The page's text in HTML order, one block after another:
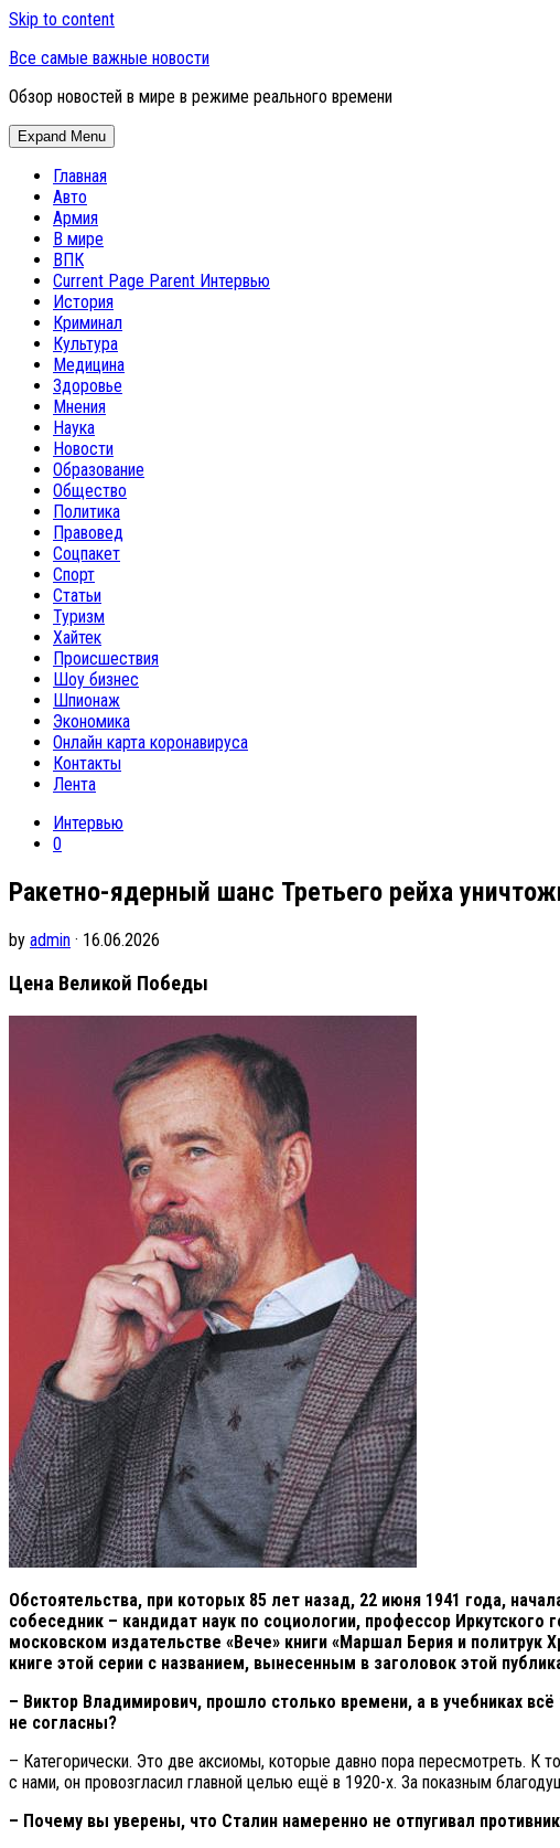
Skip to content
Все самые важные новости
Обзор новостей в мире в режиме реального времени
Expand Menu
Главная
Авто
Армия
В мире
ВПК
Current Page Parent Интервью
История
Криминал
Культура
Медицина
Здоровье
Мнения
Наука
Новости
Образование
Общество
Политика
Правовед
Соцпакет
Спорт
Статьи
Туризм
Хайтек
Происшествия
Шоу бизнес
Шпионаж
Экономика
Онлайн карта коронавируса
Контакты
Лента
Интервью
0
Ракетно-ядерный шанс Третьего рейха
by admin · 16.06.2026
Цена Великой Победы
Обстоятельства, при которых 85 лет назад, 22 июня 1941 года,
собеседник – кандидат наук по социологии, профессор
московском издательстве «Вече» книги «Маршал Берия и
книге этой серии с названием, вынесенным в заголовок этой
– Виктор Владимирович, прошло столько времени, а в учебниках
не согласны?
– Категорически. Это две аксиомы, которые давно пора пересмотреть. К
с нами, он провозгласил главной целью ещё в 1920-х. За показным
– Почему вы уверены, что Сталин намеренно не отпугивал